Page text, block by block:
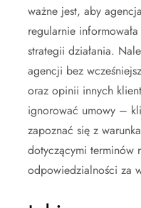
ważne jest, aby
regularnie
strategii działania.
agencji bez
oraz opinii innych
ignorować umowy –
zapoznać się z
dotyczącymi terminów
odpowiedzialności za